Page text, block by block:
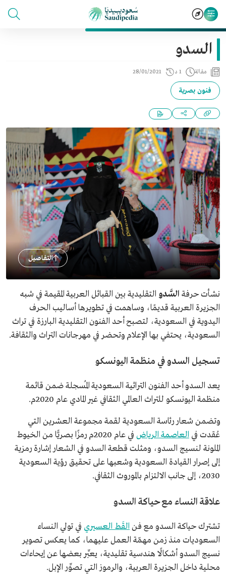
السدو
مقالة 1 د 28/01/2021
فنون بصرية
التفاصيل
نشأت حرفة السَّدو التقليدية بين القبائل العربية المقيمة في شبه
الجزيرة العربية قديمًا، وساهمت في تطويرها أساليب الحرف
اليدوية في السعودية، لتصبح أحد الفنون التقليدية البارزة في تراث
السعودية، يحتفي بها الإعلام وتحضر في مهرجانات التراث والثقافة.
تسجيل السدو في منظمة اليونسكو
يعد السدو أحد الفنون التراثية السعودية المُسجلة ضمن قائمة
منظمة اليونسكو للتراث العالمي الثقافي غير المادي عام 2020م.
وتضمن شعار رئاسة السعودية لقمة مجموعة العشرين التي
عُقدت في العاصمة الرياض
في عام 2020م رمزًا بصريًّا من الخيوط
الملونة لنسيج السدو، ومثلت قطعة السدو في الشعار إشارة رمزية
إلى إصرار القيادة السعودية وشعبها على تحقيق رؤية السعودية
2030، إلى جانب الالتزام بالموروث الثقافي.
علاقة النساء مع حياكة السدو
تشترك حياكة السدو مع فن القَط العسيري في تولي النساء
السعوديات منذ زمن مهمّة العمل عليهما، كما يعكس تصوير
نسيج السدو أشكالًا هندسية تقليدية، يعبِّر بعضها عن إيحاءات
محلية داخل الجزيرة العربية، والرموز التي تصوِّر الإبل.